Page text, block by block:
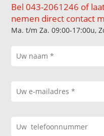
Bel 043-2061246 of
nemen direct contact
Ma. t/m Za. 09:00-17:00u,